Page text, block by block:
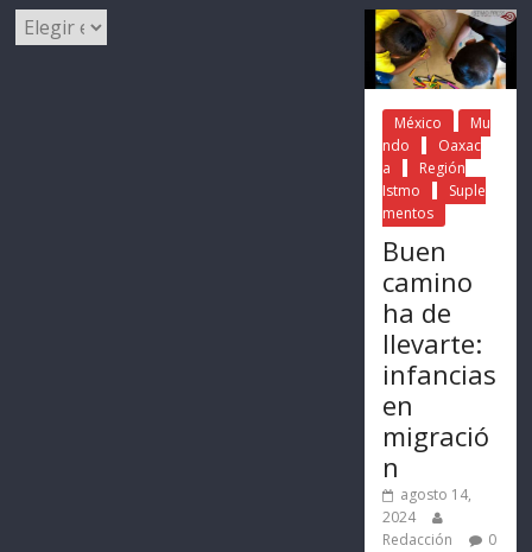
México
Mu
ndo
Oaxac
a
Región
Istmo
Suple
mentos
Buen
camino
ha de
llevarte:
infancias
en
migració
n
agosto 14,
2024
Redacción
0